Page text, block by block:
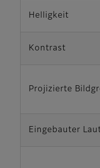
Helligkeit
Kontrast
Projizierte
Eingebauter